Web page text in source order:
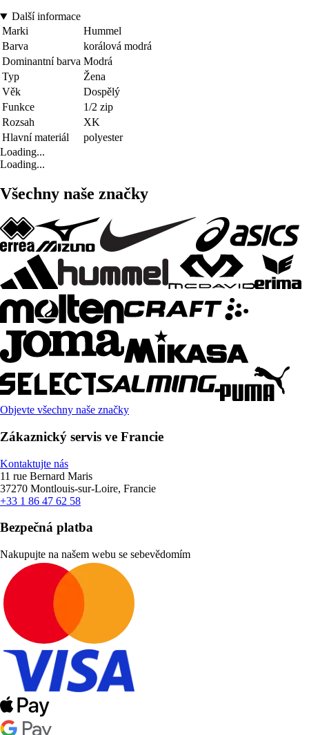
Další informace
Marki
Hummel
Barva
korálová modrá
Dominantní barva Modrá
Typ
Žena
Věk
Dospělý
Funkce
1/2 zip
Rozsah
XK
Hlavní materiál
polyester
Loading...
Loading...
Všechny naše značky
Objevte všechny naše značky
Zákaznický servis ve Francie
Kontaktujte nás
11 rue Bernard Maris
37270 Montlouis-sur-Loire, Francie
+33 1 86 47 62 58
Bezpečná platba
Nakupujte na našem webu se sebevědomím